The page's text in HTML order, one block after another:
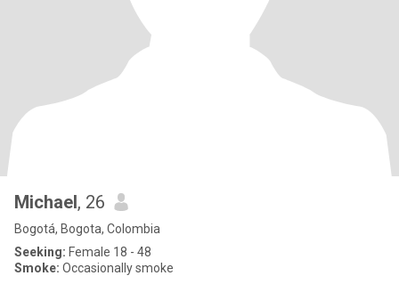
Michael, 26
Bogotá, Bogota, Colombia
Seeking: Female 18 - 48
Smoke: Occasionally smoke